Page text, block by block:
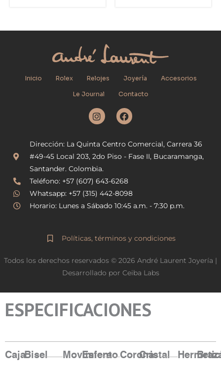
Inicio Rolex Relojes Joyería
Accesorios
Le Journal
Contacto
I
n
a
g
r
a
m
F
a
b
o
Dirección: La Quinta Centro Comercial, Carrera 36
#49-45 Local 203, 2do Piso - Fase II, Bucaramanga,
Santander. Colombia.
Teléfono: +57 (607) 643-6268
Whatsapp: +57 (315) 442-8098
Horario: Lunes a Sábado 10:45 a.m. - 7:30 p.m.
Políticas, términos y condiciones
Todos los derechos reservados © 2026 André Laurent Joyería |
Desarrollado por Ceiba Labs
ESPECIFICACIONES
CajaBisel Movimiento
Esfera CoronaCristal